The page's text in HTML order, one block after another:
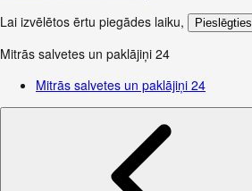
Lai izvēlētos ērtu piegādes laiku, Pieslēgties
Mitrās salvetes un paklājiņi 24
Mitrās salvetes un paklājiņi 24